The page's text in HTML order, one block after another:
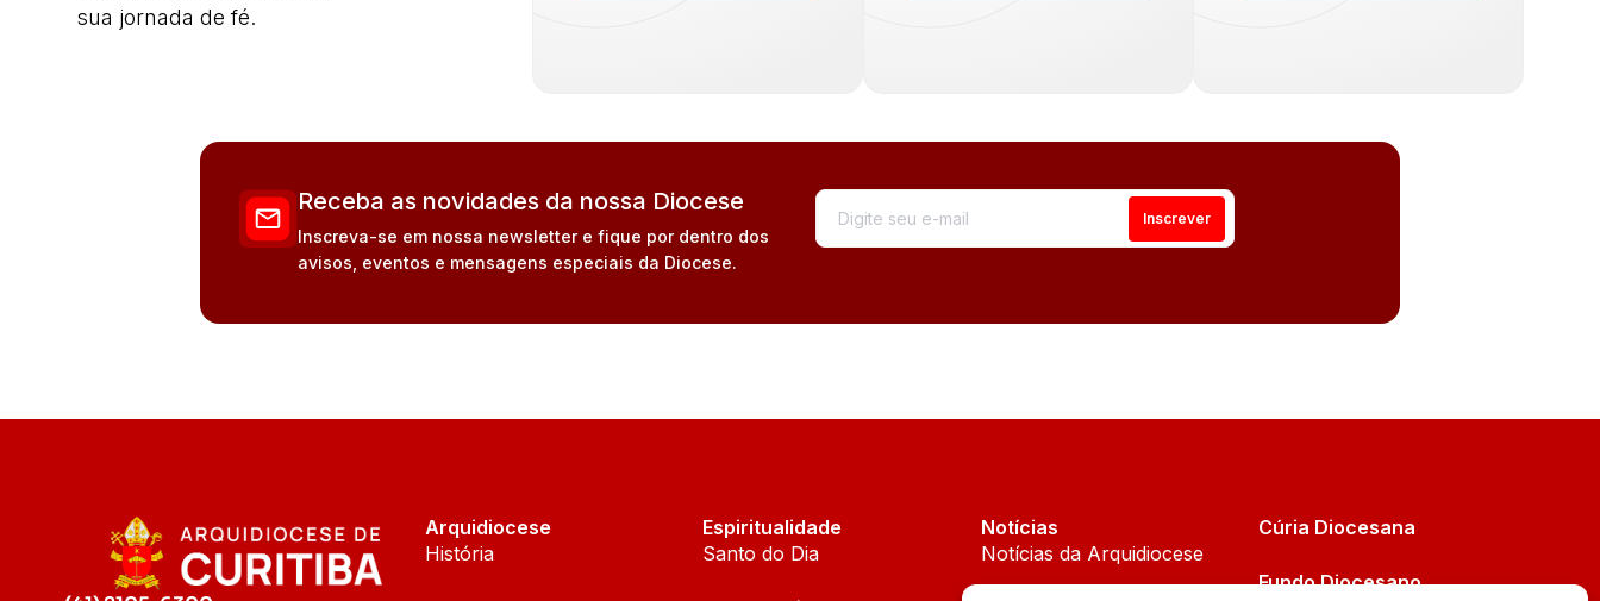
sua jornada de fé.
Receba as novidades da nossa Diocese
Inscreva-se em nossa newsletter e fique por dentro dos
avisos, eventos e mensagens especiais da Diocese.
Arquidiocese
História
Espiritualidade
Santo do Dia
Notícias
Notícias da Arquidiocese
Cúria Diocesana
Fundo Diocesano